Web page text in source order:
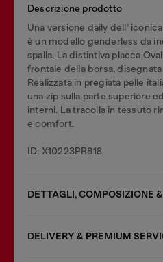
Descrizione prodotto
Una versione daily dell’
è un modello genderless da
spalla. La distintiva placca
frontale della borsa,
Realizzata in pregiata pelle
una zip sulla parte superiore
interni. La tracolla in tessuto
e comfort.
ID: X10223PR818
DETTAGLI, COMPOSIZIONE
DELIVERY & PREMIUM